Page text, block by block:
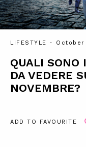
LIFESTYLE - October
QUALI SONO
DA VEDERE
NOVEMBRE?
ADD TO FAVOURITE